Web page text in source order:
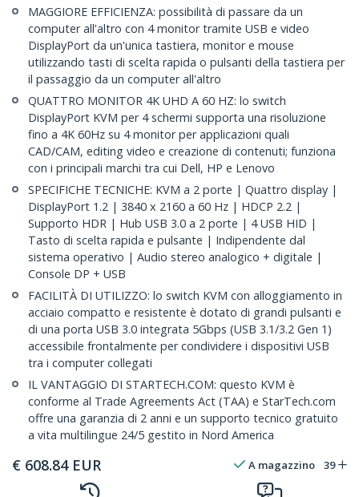
MAGGIORE EFFICIENZA: possibilità di passare da un
computer all'altro con 4 monitor tramite USB e video
DisplayPort da un'unica tastiera, monitor e mouse
utilizzando tasti di scelta rapida o pulsanti della tastiera per
il passaggio da un computer all'altro
QUATTRO MONITOR 4K UHD A 60 HZ: lo switch
DisplayPort KVM per 4 schermi supporta una risoluzione
fino a 4K 60Hz su 4 monitor per applicazioni quali
CAD/CAM, editing video e creazione di contenuti; funziona
con i principali marchi tra cui Dell, HP e Lenovo
SPECIFICHE TECNICHE: KVM a 2 porte | Quattro display |
DisplayPort 1.2 | 3840 x 2160 a 60 Hz | HDCP 2.2 |
Supporto HDR | Hub USB 3.0 a 2 porte | 4 USB HID |
Tasto di scelta rapida e pulsante | Indipendente dal
sistema operativo | Audio stereo analogico + digitale |
Console DP + USB
FACILITÀ DI UTILIZZO: lo switch KVM con alloggiamento in
acciaio compatto e resistente è dotato di grandi pulsanti e
di una porta USB 3.0 integrata 5Gbps (USB 3.1/3.2 Gen 1)
accessibile frontalmente per condividere i dispositivi USB
tra i computer collegati
IL VANTAGGIO DI STARTECH.COM: questo KVM è
conforme al Trade Agreements Act (TAA) e StarTech.com
offre una garanzia di 2 anni e un supporto tecnico gratuito
a vita multilingue 24/5 gestito in Nord America
€ 608.84 EUR A magazzino 39